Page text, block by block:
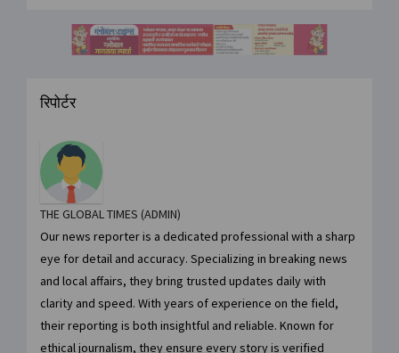
रिपोर्टर
THE GLOBAL TIMES (ADMIN)
Our news reporter is a dedicated professional with a sharp
eye for detail and accuracy. Specializing in breaking news
and local affairs, they bring trusted updates daily with
clarity and speed. With years of experience on the field,
their reporting is both insightful and reliable. Known for
ethical journalism, they ensure every story is verified